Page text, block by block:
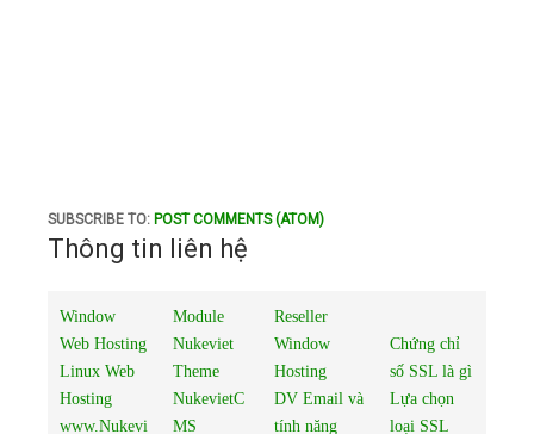
SUBSCRIBE TO: POST COMMENTS (ATOM)
Thông tin liên hệ
Window
Web Hosting
Linux Web
Hosting
www.Nukevi
Module
Nukeviet
Theme
NukevietC
MS
Reseller
Window
Hosting
DV Email và
tính năng
Chứng chỉ
số SSL là gì
Lựa chọn
loại SSL